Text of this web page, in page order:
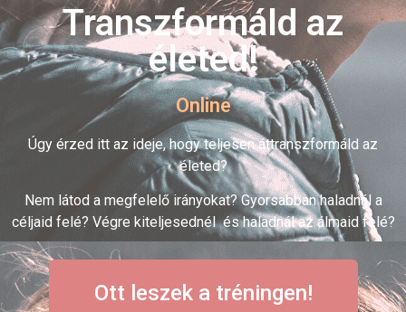
Transzformáld az
életed!
Online
Úgy érzed itt az ideje, hogy teljesen áttranszformáld az
életed?
Nem látod a megfelelő irányokat? Gyorsabban haladnál a
céljaid felé? Végre kiteljesednél és haladnál az álmaid felé?
Ott leszek a tréningen!